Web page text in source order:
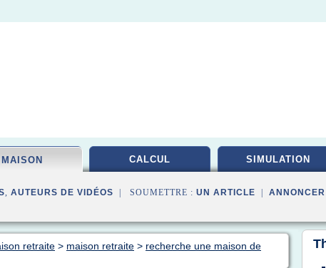
MAISON CALCUL SIMULATION
, AUTEURS DE VIDÉOS | SOUMETTRE : UN ARTICLE ANNONCER
retraite > maison retraite > recherche une maison de